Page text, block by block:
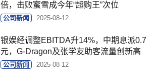
倍，击败蜜雪成今年“超购王”次位
公司新闻 2025-08-12
银娱经调整EBITDA升14%，中期息派0.7
元，G-Dragon及张学友助客流量创新高
公司新闻 2025-08-12